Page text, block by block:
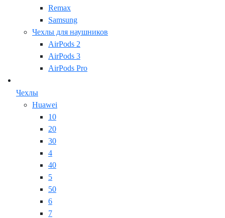
Remax
Samsung
Чехлы для наушников
AirPods 2
AirPods 3
AirPods Pro
Чехлы
Huawei
10
20
30
4
40
5
50
6
7